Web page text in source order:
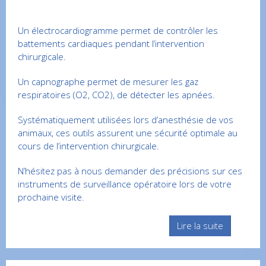
Un électrocardiogramme permet de contrôler les
battements cardiaques pendant l’intervention
chirurgicale.
Un capnographe permet de mesurer les gaz
respiratoires (O2, CO2), de détecter les apnées.
Systématiquement utilisées lors d’anesthésie de vos
animaux, ces outils assurent une sécurité optimale au
cours de l’intervention chirurgicale.
N’hésitez pas à nous demander des précisions sur ces
instruments de surveillance opératoire lors de votre
prochaine visite.
Lire la suite